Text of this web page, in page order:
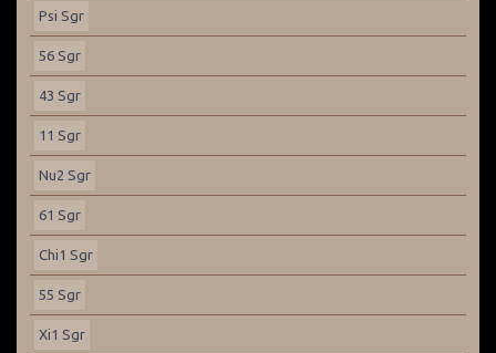
Psi Sgr
56 Sgr
43 Sgr
11 Sgr
Nu2 Sgr
61 Sgr
Chi1 Sgr
55 Sgr
Xi1 Sgr